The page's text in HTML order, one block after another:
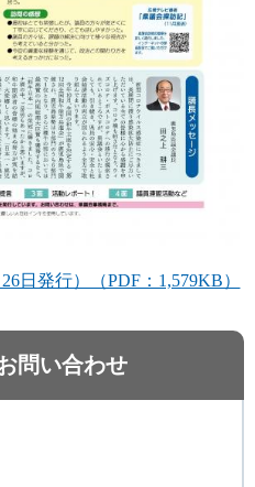
日発行）（PDF：1,579KB）
問い合わせ